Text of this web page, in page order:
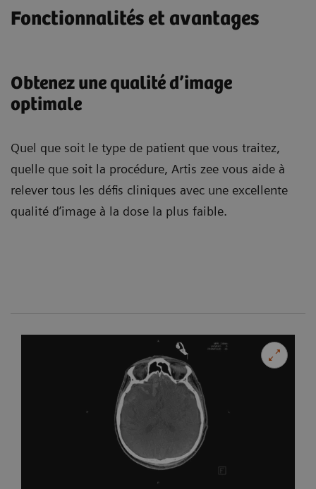
Fonctionnalités et avantages
Obtenez une qualité d’image
optimale
Quel que soit le type de patient que vous traitez,
quelle que soit la procédure, Artis zee vous aide à
relever tous les défis cliniques avec une excellente
qualité d’image à la dose la plus faible.